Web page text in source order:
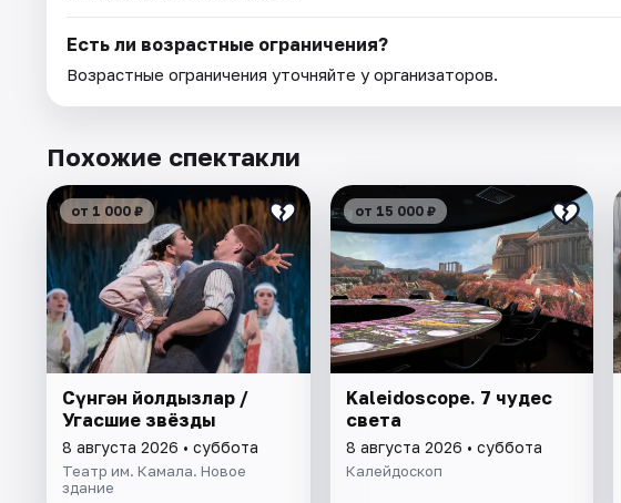
Есть ли возрастные ограничения?
Возрастные ограничения уточняйте у организаторов.
Похожие спектакли
от 1 000 ₽
Cүнгән йолдызлар /
Угасшие звёзды
8 августа 2026 • суббота
Театр им. Камала. Новое
здание
от 15 000 ₽
Kaleidoscope. 7 чудес
света
8 августа 2026 • суббота
Калейдоскоп